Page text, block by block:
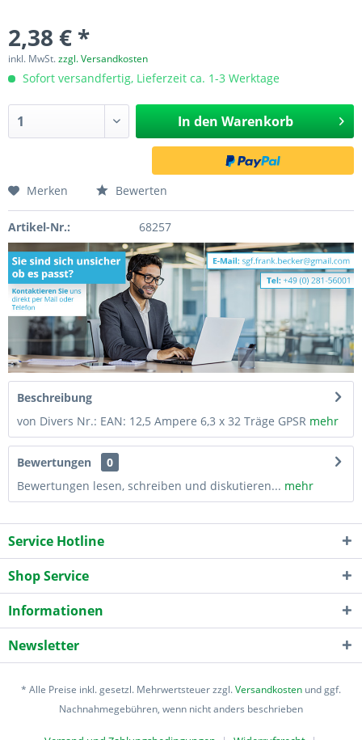
2,38 € *
inkl. MwSt.zzgl. Versandkosten
Sofort versandfertig, Lieferzeit ca. 1-3 Werktage
In den Warenkorb
Merken Bewerten
Artikel-Nr.: 68257
Beschreibung
von Divers Nr.: EAN: 12,5 Ampere 6,3 x 32 Träge GPSR mehr
Bewertungen
0
Bewertungen lesen, schreiben und diskutieren... mehr
Service Hotline
Shop Service
Informationen
Newsletter
* Alle Preise inkl. gesetzl. Mehrwertsteuer zzgl.Versandkosten und ggf.
Nachnahmegebühren, wenn nicht anders beschrieben